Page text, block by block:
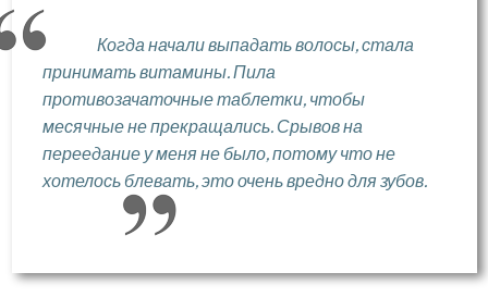
Когда начали выпадать волосы, стала
принимать витамины. Пила
противозачаточные таблетки, чтобы
месячные не прекращались. Срывов на
переедание у меня не было, потому что не
хотелось блевать, это очень вредно для зубов.